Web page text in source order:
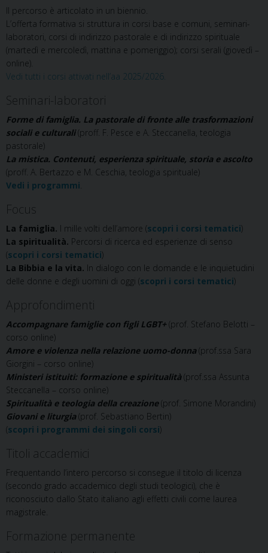
Il percorso è articolato in un biennio.
L’offerta formativa si struttura in corsi base e comuni, seminari-
laboratori, corsi di indirizzo pastorale e di indirizzo spirituale
(martedì e mercoledì, mattina e pomeriggio); corsi serali (giovedì –
online).
Vedi tutti i corsi attivati nell’aa 2025/2026.
Seminari-laboratori
Forme di famiglia. La pastorale di fronte alle trasformazioni
sociali e culturali(proff. F. Pesce e A. Steccanella, teologia
pastorale)
La mistica. Contenuti, esperienza spirituale, storia e ascolto
(proff. A. Bertazzo e M. Ceschia, teologia spirituale)
Vedi i programmi.
Focus
La famiglia. I mille volti dell’amore (scopri i corsi tematici)
La spiritualità. Percorsi di ricerca ed esperienze di senso
(scopri i corsi tematici)
La Bibbia e la vita. In dialogo con le domande e le inquietudini
delle donne e degli uomini di oggi (scopri i corsi tematici)
Approfondimenti
Accompagnare famiglie con figli LGBT+ (prof. Stefano Belotti –
corso online)
Amore e violenza nella relazione uomo-donna(prof.ssa Sara
Giorgini – corso online)
Ministeri istituiti: formazione e spiritualità(prof.ssa Assunta
Steccanella – corso online)
Spiritualità e teologia della creazione(prof. Simone Morandini)
Giovani e liturgia(prof. Sebastiano Bertin)
(scopri i programmi dei singoli corsi)
Titoli accademici
Frequentando l’intero percorso si consegue il titolo di licenza
(secondo grado accademico degli studi teologici), che è
riconosciuto dallo Stato italiano agli effetti civili come laurea
magistrale.
Formazione permanente